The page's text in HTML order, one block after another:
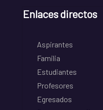
Enlaces directos
Aspirantes
Familia
Estudiantes
Profesores
Egresados